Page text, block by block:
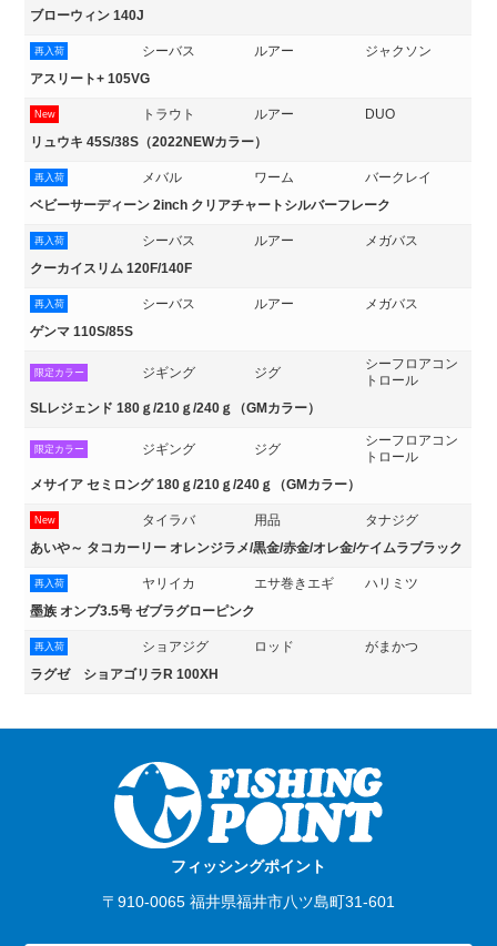
ブローウィン 140J
再入荷 シーバス ルアー ジャクソン
アスリート+ 105VG
New トラウト ルアー DUO
リュウキ 45S/38S（2022NEWカラー）
再入荷 メバル ワーム バークレイ
ベビーサーディーン 2inch クリアチャートシルバーフレーク
再入荷 シーバス ルアー メガバス
クーカイスリム 120F/140F
再入荷 シーバス ルアー メガバス
ゲンマ 110S/85S
限定カラー ジギング ジグ
シーフロアコン
トロール
SLレジェンド 180ｇ/210ｇ/240ｇ（GMカラー）
限定カラー ジギング ジグ
シーフロアコン
トロール
メサイア セミロング 180ｇ/210ｇ/240ｇ（GMカラー）
New タイラバ 用品 タナジグ
あいや～ タコカーリー オレンジラメ/黒金/赤金/オレ金/ケイムラブラック
再入荷 ヤリイカ エサ巻きエギ ハリミツ
墨族 オンブ3.5号 ゼブラグローピンク
再入荷 ショアジグ ロッド がまかつ
ラグゼ ショアゴリラR 100XH
フィッシングポイント
〒910-0065 福井県福井市八ツ島町31-601